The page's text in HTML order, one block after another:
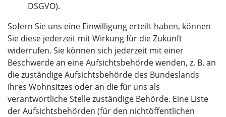
DSGVO).
Sofern Sie uns eine Einwilligung erteilt haben, können
Sie diese jederzeit mit Wirkung für die Zukunft
widerrufen. Sie können sich jederzeit mit einer
Beschwerde an eine Aufsichtsbehörde wenden, z. B. an
die zuständige Aufsichtsbehörde des Bundeslands
Ihres Wohnsitzes oder an die für uns als
verantwortliche Stelle zuständige Behörde. Eine Liste
der Aufsichtsbehörden (für den nichtöffentlichen